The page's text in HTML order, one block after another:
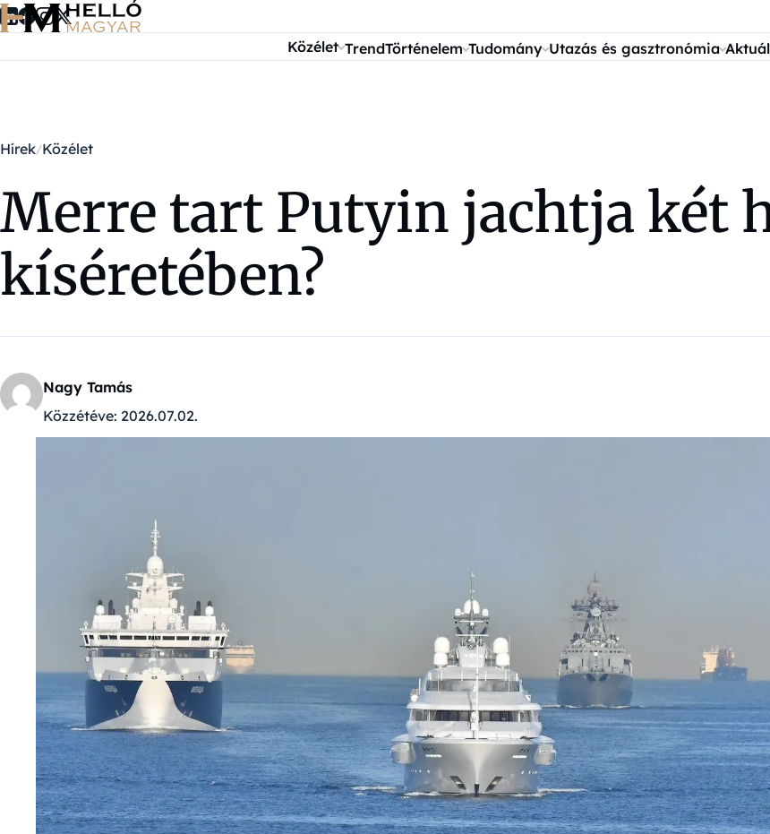
Ugrás a tartalomra
Közélet TrendTörténelem Tudomány Utazás és gasztronómia
Hírek Közélet
Merre tart Putyin jachtja két
kíséretében?
Nagy Tamás
Közzétéve: 2026.07.02.